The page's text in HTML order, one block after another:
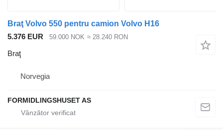
Braţ Volvo 550 pentru camion Volvo H16
5.376 EUR
59.000 NOK ≈ 28.240 RON
Braţ
Norvegia
FORMIDLINGSHUSET AS